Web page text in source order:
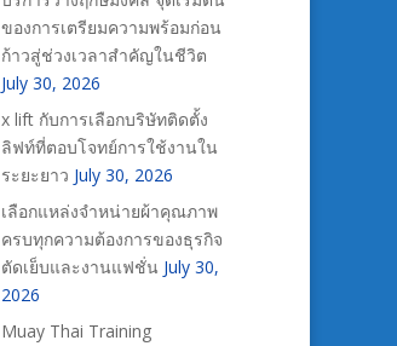
ของการเตรียมความพร้อมก่อน
ก้าวสู่ช่วงเวลาสำคัญในชีวิต
July 30, 2026
x lift กับการเลือกบริษัทติดตั้ง
ลิฟท์ที่ตอบโจทย์การใช้งานใน
ระยะยาว July 30, 2026
เลือกแหล่งจำหน่ายผ้าคุณภาพ
ครบทุกความต้องการของธุรกิจ
ตัดเย็บและงานแฟชั่น July 30,
2026
Muay Thai Training